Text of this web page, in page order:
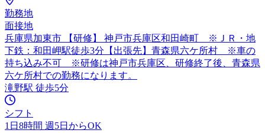
勤務地
面接地
兵庫県加東市 【研修】 神戸市兵庫区和田崎町 ※ＪＲ・地
下鉄：和田岬駅徒歩3分【出張先】青森県六ケ所村 ※車の
持ち込み不可 ※研修は神戸市兵庫区、研修終了後、青森県
六ケ所村での勤務になります。
滝野駅 徒歩5分
シフト
1日8時間 週5日からOK